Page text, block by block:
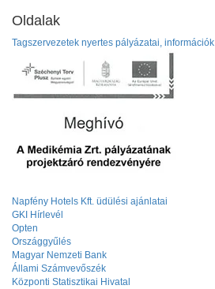
Oldalak
Tagszervezetek nyertes pályázatai, információk
Napfény Hotels Kft. üdülési ajánlatai
GKI Hírlevél
Opten
Országgyűlés
Magyar Nemzeti Bank
Állami Számvevőszék
Központi Statisztikai Hivatal